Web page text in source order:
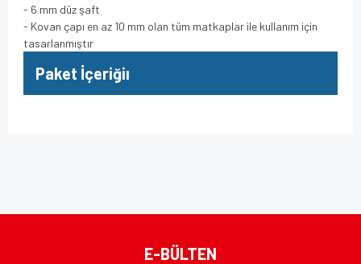
- 6 mm düz şaft
- Kovan çapı en az 10 mm olan tüm matkaplar ile kullanım için
tasarlanmıştır
Paket İçeriğiı
Ürün resmi kalitesiz, bozuk veya görüntülenemiyor.
E-BÜLTEN